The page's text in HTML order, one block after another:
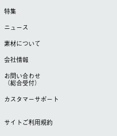
特集
ニュース
素材について
会社情報
お問い合わせ
（総合受付）
カスタマーサポート
サイトご利用規約